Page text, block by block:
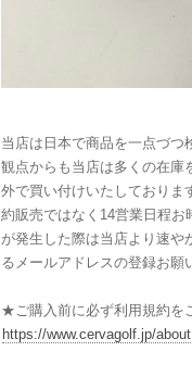
当店は日本で商品を一点づつ
観点からも当店は多くの在庫
外で買い付けいたしておりま
約販売ではなく14営業日程
が発生した際は当店より速や
るメールアドレスの登録お願
★ご購入前に必ず利用規約を
https://www.cervagolf.jp/about